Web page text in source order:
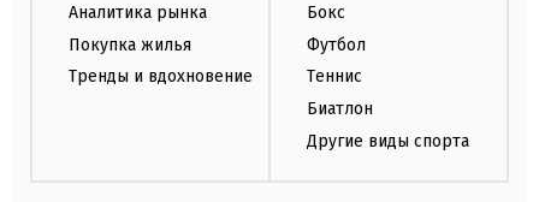
Аналитика рынка
Покупка жилья
Тренды и вдохновение
Бокс
Футбол
Теннис
Биатлон
Другие виды спорта